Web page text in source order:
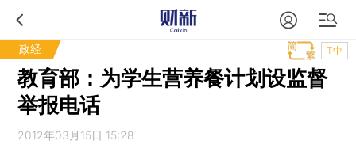
政经 T中
教育部：为学生营养餐计划设监督
举报电话
2012年03月15日 15:28